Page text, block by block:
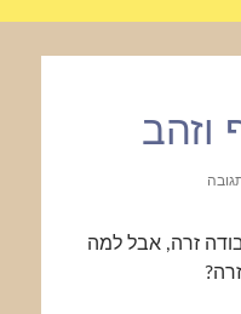
וזהב
זרה, אבל למה